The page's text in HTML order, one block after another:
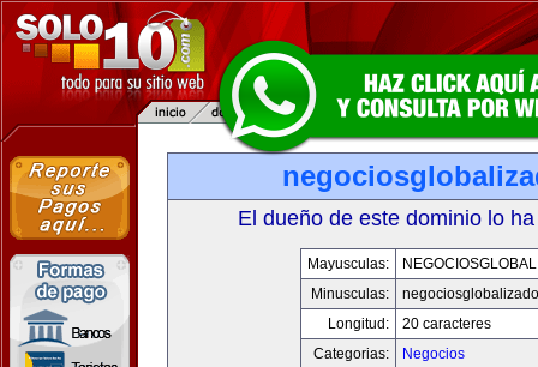
El dueño de este dominio lo
Mayusculas:
Minusculas:
Longitud:
20 caracteres
Categorias:
Negocios